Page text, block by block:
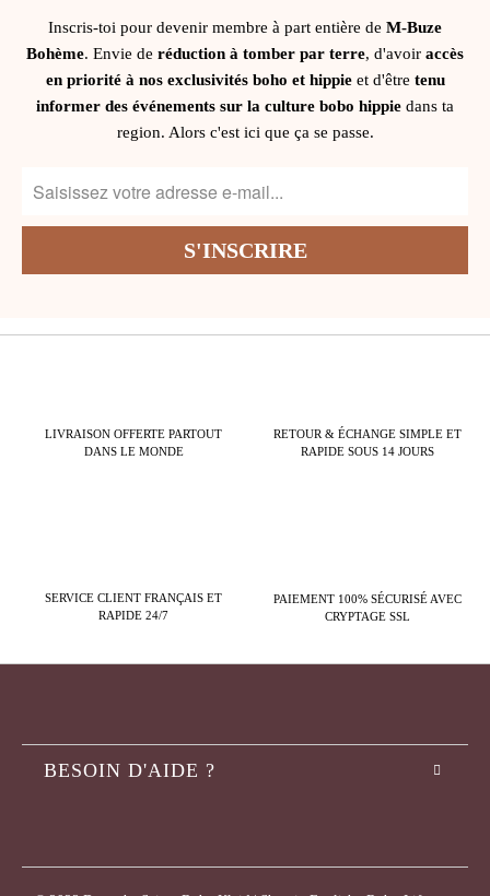
Inscris-toi pour devenir membre à part entière de M-Buze
Bohème. Envie de réduction à tomber par terre, d'avoir accès
en priorité à nos exclusivités boho et hippieet d'être tenu
informer des événements sur la culture bobo hippie dans ta
region. Alors c'est ici que ça se passe.
LIVRAISON OFFERTE PARTOUT
DANS LE MONDE
RETOUR & ÉCHANGE SIMPLE ET
RAPIDE SOUS 14 JOURS
SERVICE CLIENT FRANÇAIS ET
RAPIDE 24/7
PAIEMENT 100% SÉCURISÉ AVEC
CRYPTAGE SSL
BESOIN D'AIDE ?